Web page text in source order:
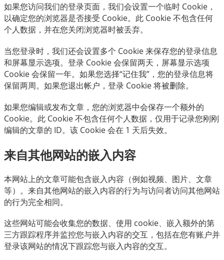
如果您访问我们的登录页面，我们会设置一个临时 Cookie，
以确定您的浏览器是否接受 Cookie。此 Cookie 不包含任何
个人数据，并在您关闭浏览器时被丢弃。
当您登录时，我们还会设置多个 Cookie 来保存您的登录信息
和屏幕显示选项。登录 Cookie 会保留两天，屏幕显示选项
Cookie 会保留一年。如果您选择“记住我”，您的登录信息将
保留两周。如果您退出帐户，登录 Cookie 将被删除。
如果您编辑或发布文章，您的浏览器中会保存一个额外的
Cookie。此 Cookie 不包含任何个人数据，仅用于记录您刚刚
编辑的文章的 ID。该 Cookie 会在 1 天后失效。
来自其他网站的嵌入内容
本网站上的文章可能包含嵌入内容（例如视频、图片、文章
等）。来自其他网站的嵌入内容的行为与访问者访问其他网站
的行为完全相同。
这些网站可能会收集您的数据、使用 cookie、嵌入额外的第
三方跟踪程序并监控您与嵌入内容的交互，包括在您有账户并
登录该网站的情况下跟踪您与嵌入内容的交互。